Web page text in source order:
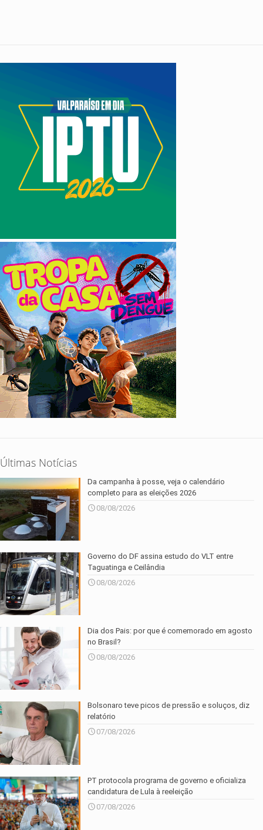
Últimas Notícias
Da campanha à posse, veja o calendário
completo para as eleições 2026
08/08/2026
Governo do DF assina estudo do VLT entre
Taguatinga e Ceilândia
08/08/2026
Dia dos Pais: por que é comemorado em agosto
no Brasil?
08/08/2026
Bolsonaro teve picos de pressão e soluços, diz
relatório
07/08/2026
PT protocola programa de governo e oficializa
candidatura de Lula à reeleição
07/08/2026